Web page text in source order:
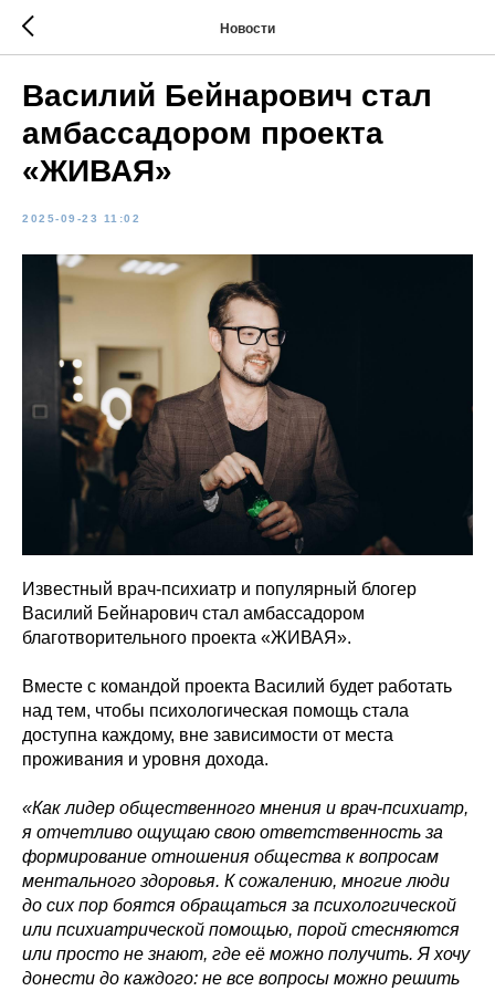
Новости
Василий Бейнарович стал
амбассадором проекта
«ЖИВАЯ»
2025-09-23 11:02
Известный врач-психиатр и популярный блогер
Василий Бейнарович стал амбассадором
благотворительного проекта «ЖИВАЯ».
Вместе с командой проекта Василий будет работать
над тем, чтобы психологическая помощь стала
доступна каждому, вне зависимости от места
проживания и уровня дохода.
«Как лидер общественного мнения и врач-психиатр,
я отчетливо ощущаю свою ответственность за
формирование отношения общества к вопросам
ментального здоровья. К сожалению, многие люди
до сих пор боятся обращаться за психологической
или психиатрической помощью, порой стесняются
или просто не знают, где её можно получить. Я хочу
донести до каждого: не все вопросы можно решить